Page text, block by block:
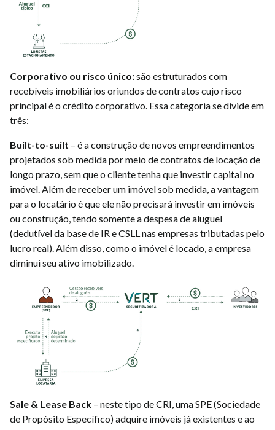
Corporativo ou risco único:são estruturados com
recebíveis imobiliários oriundos de contratos cujo risco
principal é o crédito corporativo. Essa categoria se divide em
três:
Built-to-suilt – é a construção de novos empreendimentos
projetados sob medida por meio de contratos de locação de
longo prazo, sem que o cliente tenha que investir capital no
imóvel. Além de receber um imóvel sob medida, a vantagem
para o locatário é que ele não precisará investir em imóveis
ou construção, tendo somente a despesa de aluguel
(dedutível da base de IR e CSLL nas empresas tributadas pelo
lucro real). Além disso, como o imóvel é locado, a empresa
diminui seu ativo imobilizado.
Sale & Lease Back – neste tipo de CRI, uma SPE (Sociedade
de Propósito Específico) adquire imóveis já existentes e ao